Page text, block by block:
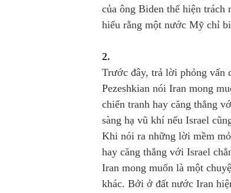
của ông Biden thể hiện
hiểu rằng một nước Mỹ chỉ
2.
Trước đây, trả lời phỏng vấn
Pezeshkian nói Iran mong
chiến tranh hay căng thẳng
sàng hạ vũ khí nếu Israel
Khi nói ra những lời mềm
hay căng thẳng với Israel
Iran mong muốn là một
khác. Bởi ở đất nước Iran